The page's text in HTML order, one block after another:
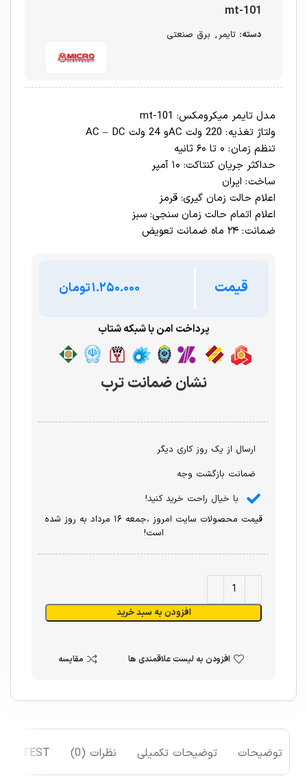
mt-101
دسته: تایمر, برق صنعتی
مدل تایمر میکرومکس: mt-101
ولتاژ تغذيه : 220 ولت ACو 24 ولت AC – DC
تنظم زمان : ۰ تا ۶۰ ثانيه
حداکثر جریان کنتاکت: ۱۰ آمپر
ساخت : ایران
اعلام حالت زمان گیری: قرمز
اعلام اتمام حالت زمان سنجی: سبز
ضمانت : ۲۴ ماه ضمانت تعويض
قیمت تومان
پرداخت امن با شبکه شتاب
نشان ضمانت ترب
ارسال از یک روز کاری دیگر
ضمانت بازگشت وجه
با خیال راحت خرید کنید!
قیمت محصولات سایت امروز ،جمعه ۱۶ مرداد به روز شده
است!
افزودن به سبد خرید
افزودن به لیست علاقمندی ها مقایسه
توضیحات توضیحات تکمیلی نظرات (0) TEST